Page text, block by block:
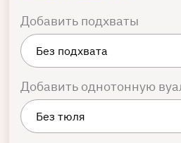
Добавить подхваты
Добавить однотонную